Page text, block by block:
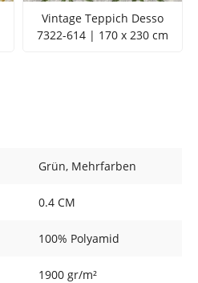
Vintage Teppich Desso
7322-614 | 170 x 230 cm
Grün, Mehrfarben
0.4 CM
100% Polyamid
1900 gr/m²